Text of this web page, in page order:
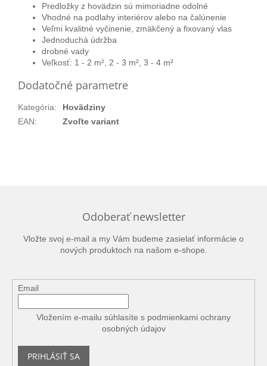
Predložky z hovädzin sú mimoriadne odolné
Vhodné na podlahy interiérov alebo na čalúnenie
Veľmi kvalitné vyčinenie, zmäkčený a fixovaný vlas
Jednoduchá údržba
drobné vady
Veľkosť: 1 - 2 m², 2 - 3 m², 3 - 4 m²
Dodatočné parametre
Kategória:
Hovädziny
EAN: Zvoľte variant
Odoberať newsletter
Vložte svoj e-mail a my Vám budeme zasielať informácie o
nových produktoch na našom e-shope.
Email
Vložením e-mailu súhlasíte s podmienkami ochrany
osobných údajov
PRIHLÁSIŤ SA